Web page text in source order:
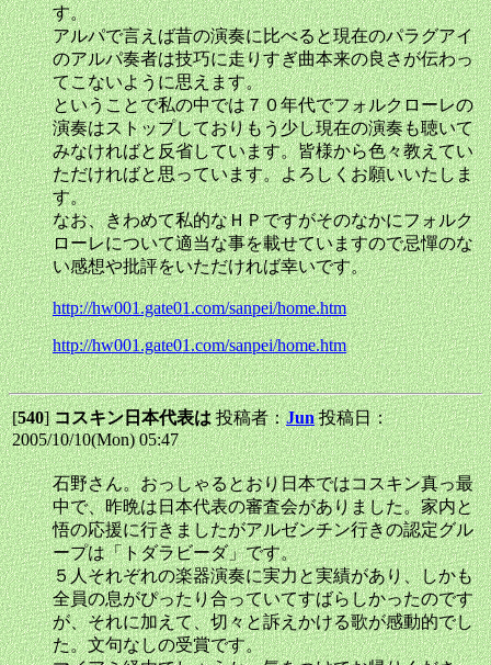
す。
アルパで言えば昔の演奏に比べると現在のパラグアイ
のアルパ奏者は技巧に走りすぎ曲本来の良さが伝わっ
てこないように思えます。
ということで私の中では７０年代でフォルクローレの
演奏はストップしておりもう少し現在の演奏も聴いて
みなければと反省しています。皆様から色々教えてい
ただければと思っています。よろしくお願いいたしま
す。
なお、きわめて私的なＨＰですがそのなかにフォルク
ローレについて適当な事を載せていますので忌憚のな
い感想や批評をいただければ幸いです。
http://hw001.gate01.com/sanpei/home.htm
http://hw001.gate01.com/sanpei/home.htm
[540]コスキン日本代表は投稿者：Jun 投稿日：
2005/10/10(Mon) 05:47
石野さん。おっしゃるとおり日本ではコスキン真っ最
中で、昨晩は日本代表の審査会がありました。家内と
悟の応援に行きましたがアルゼンチン行きの認定グル
ープは「トダラビーダ」です。
５人それぞれの楽器演奏に実力と実績があり、しかも
全員の息がぴったり合っていてすばらしかったのです
が、それに加えて、切々と訴えかける歌が感動的でし
た。文句なしの受賞です。